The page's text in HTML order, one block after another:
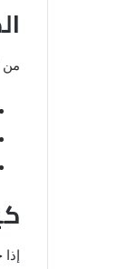
من